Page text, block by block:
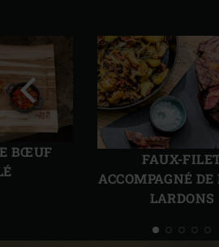
BŒUF
FAUX-
ACCOMPAGNÉ
LARDONS
Diapo